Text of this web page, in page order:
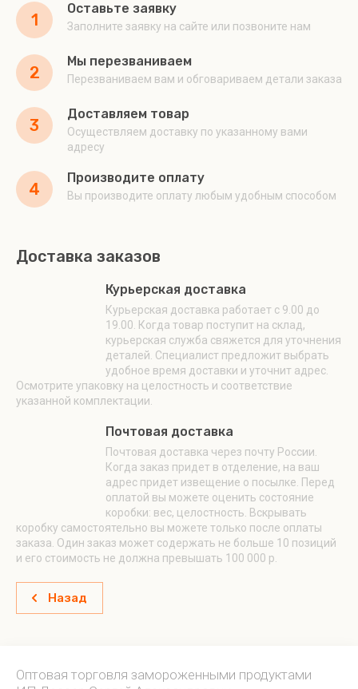
1
Оставьте заявку
Заполните заявку на сайте или позвоните нам
2
Мы перезваниваем
Перезваниваем вам и обговариваем детали заказа
3
Доставляем товар
Осуществляем доставку по указанному вами
адресу
4
Производите оплату
Вы производите оплату любым удобным способом
Доставка заказов
Курьерская доставка
Курьерская доставка работает с 9.00 до
19.00. Когда товар поступит на склад,
курьерская служба свяжется для уточнения
деталей. Специалист предложит выбрать
удобное время доставки и уточнит адрес.
Осмотрите упаковку на целостность и соответствие
указанной комплектации.
Почтовая доставка
Почтовая доставка через почту России.
Когда заказ придет в отделение, на ваш
адрес придет извещение о посылке. Перед
оплатой вы можете оценить состояние
коробки: вес, целостность. Вскрывать
коробку самостоятельно вы можете только после оплаты
заказа. Один заказ может содержать не больше 10 позиций
и его стоимость не должна превышать 100 000 р.
Назад
Оптовая торговля замороженными продуктами